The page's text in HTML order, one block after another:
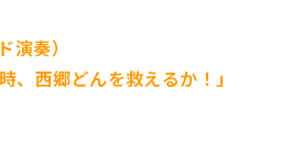
演奏）
、西郷どんを救えるか！」